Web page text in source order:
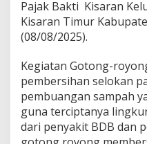
a
r
a
t
Pajak Bakti Kisaran
Kisaran Timur
(08/08/2025).
Kegiatan Gotong-
pembersihan selokan
pembuangan sampah
guna terciptanya
dari penyakit BDB dan